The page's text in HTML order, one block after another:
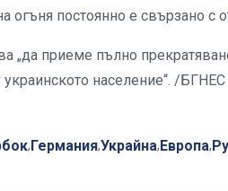
огъня постоянно е свързано с
„да приеме пълно
население“. /БГНЕС
,Германия,Украйна,Европа,